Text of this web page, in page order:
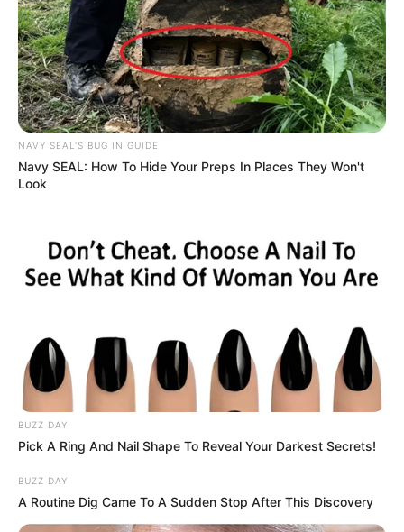
NAVY SEAL'S BUG IN GUIDE
Navy SEAL: How To Hide Your Preps In Places They Won't
Look
BUZZ DAY
Pick A Ring And Nail Shape To Reveal Your Darkest Secrets!
BUZZ DAY
A Routine Dig Came To A Sudden Stop After This Discovery